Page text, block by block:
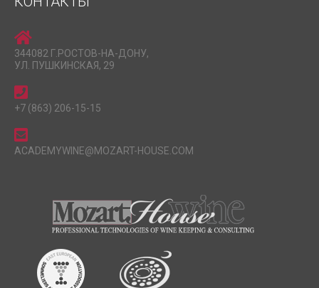
344082 Г.РОСТОВ-НА-ДОНУ,
УЛ. ПУШКИНСКАЯ, 29
+7 (863) 206-15-15
ACADEMYWINE@MOZART-HOUSE.COM